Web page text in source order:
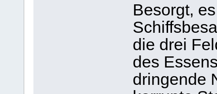
Besorgt,
die drei
des
dringende